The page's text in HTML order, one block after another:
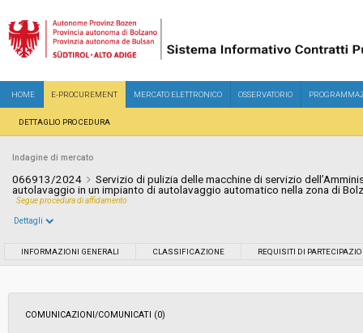
HOME E-PROCUREMENT MERCATO ELETTRONICO OSSERVATORIO
DETTAGLIO PROCEDURA
Indagine di mercato
066913/2024
Servizio di pulizia delle macchine di servizio
autolavaggio in un impianto di autolavaggio automatico nella zona di
Segue procedura di affidamento
Svolgimento:
Dettagli
INFORMAZIONI GENERALI CLASSIFICAZIONE REQUISITI DI
COMUNICAZIONI/COMUNICATI (0)